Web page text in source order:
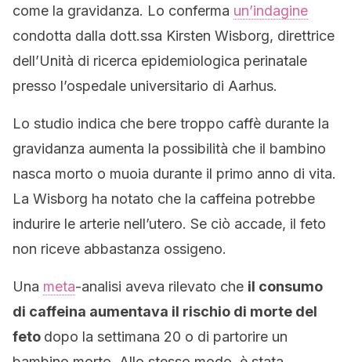
come la gravidanza. Lo conferma un’indagine
condotta dalla dott.ssa Kirsten Wisborg, direttrice
dell’Unità di ricerca epidemiologica perinatale
presso l’ospedale universitario di Aarhus.
Lo studio indica che bere troppo caffè durante la
gravidanza aumenta la possibilità che il bambino
nasca morto o muoia durante il primo anno di vita.
La Wisborg ha notato che la caffeina potrebbe
indurire le arterie nell’utero. Se ciò accade, il feto
non riceve abbastanza ossigeno.
Una meta-analisi aveva rilevato che il consumo
di caffeina aumentava il rischio di morte del
feto dopo la settimana 20 o di partorire un